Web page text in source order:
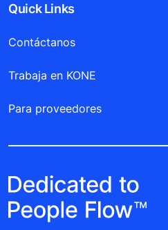
Quick Links
Contáctanos
Trabaja en KONE
Para proveedores